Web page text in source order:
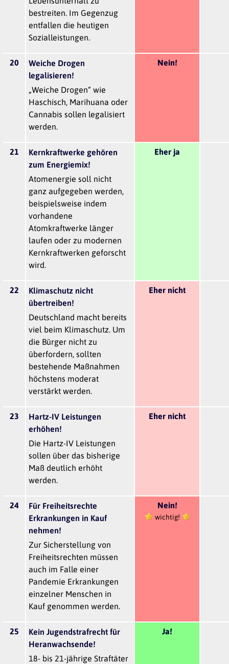
bestreiten. Im Gegenzug
entfallen die heutigen
Sozialleistungen.
20
Weiche Drogen
legalisieren!
„Weiche Drogen“ wie
Haschisch, Marihuana oder
Cannabis sollen legalisiert
werden.
Nein!
21
Kernkraftwerke gehören
zum Energiemix!
Atomenergie soll nicht
ganz aufgegeben werden,
beispielsweise indem
vorhandene
Atomkraftwerke länger
laufen oder zu modernen
Kernkraftwerken geforscht
wird.
Eher ja
22
Klimaschutz nicht
übertreiben!
Deutschland macht bereits
viel beim Klimaschutz. Um
die Bürger nicht zu
überfordern, sollten
bestehende Maßnahmen
höchstens moderat
verstärkt werden.
Eher nicht
23
Hartz-IV Leistungen
erhöhen!
Die Hartz-IV Leistungen
sollen über das bisherige
Maß deutlich erhöht
werden.
Eher nicht
24
Für Freiheitsrechte
Erkrankungen in Kauf
nehmen!
Zur Sicherstellung von
Freiheitsrechten müssen
auch im Falle einer
Pandemie Erkrankungen
einzelner Menschen in
Kauf genommen werden.
Nein!
wichtig!
25
Kein Jugendstrafrecht für
Heranwachsende!
18- bis 21-jährige Straftäter
Ja!